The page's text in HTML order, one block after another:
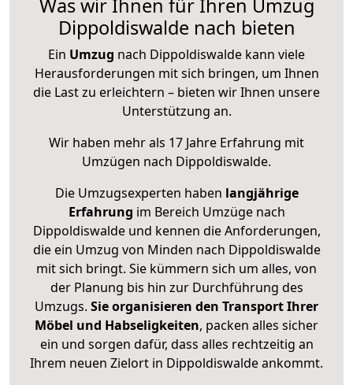
Was wir Ihnen für Ihren Umzug
Dippoldiswalde nach bieten
Ein Umzug nach Dippoldiswalde kann viele
Herausforderungen mit sich bringen, um Ihnen
die Last zu erleichtern – bieten wir Ihnen unsere
Unterstützung an.
Wir haben mehr als 17 Jahre Erfahrung mit
Umzügen nach Dippoldiswalde.
Die Umzugsexperten haben langjährige
Erfahrung im Bereich Umzüge nach
Dippoldiswalde und kennen die Anforderungen,
die ein Umzug von Minden nach Dippoldiswalde
mit sich bringt. Sie kümmern sich um alles, von
der Planung bis hin zur Durchführung des
Umzugs. Sie organisieren den Transport Ihrer
Möbel und Habseligkeiten, packen alles sicher
ein und sorgen dafür, dass alles rechtzeitig an
Ihrem neuen Zielort in Dippoldiswalde ankommt.